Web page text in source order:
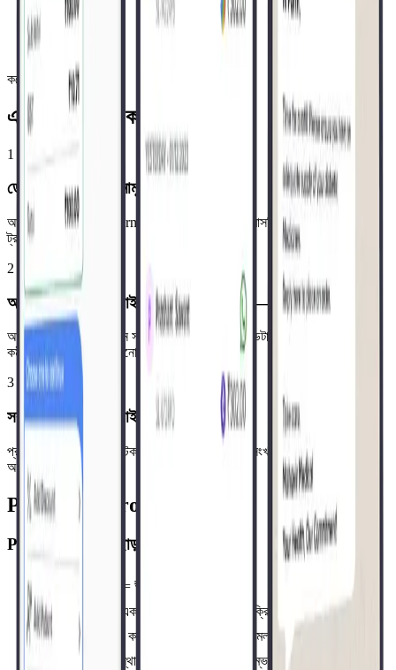
বহুভাষিক ইন্টারফেস
আপনার কর্মীরা যে ভাষায় স্বাচ্ছন্দ্যবোধ করেন সেই ভাষায় পরিচালনা করুন।
কয়েক দিনেই চালু, মাস নয়
এটি কীভাবে কাজ করে
1
ডেমো বুক করুন বা বিনামূল্যে শুরু করুন
আপনার নিজের ডেটায় Pharmacy Pro দেখুন, অথবা সরাসরি বিনামূল্যে ৭-দিনের
ট্রায়ালে শুরু করুন।
2
আমরা আপনার ডেটা মাইগ্রেট ও অনবোর্ড করি — বিনামূল্যে
আমাদের দল আপনার বর্তমান সফটওয়্যার থেকে আপনার ডেটা সরিয়ে নেয় এবং আপনার
কর্মীদের প্রশিক্ষণ দেয়, কোনো খরচ ছাড়াই।
3
সবকিছু এক জায়গায় লাইভ করুন
প্রথম দিন থেকেই বিলিং, স্টক ব্যবস্থাপনা এবং আপনার সংখ্যা দেখা শুরু করুন —
অনলাইন বা অফলাইন।
Pharmacy Pro দিয়ে কী বদলায়
Pharmacy Pro ছাড়া
কাউন্টার যোগ = ₹৪৫,০০০ হার্ডওয়্যার কিনুন
একটি লাইন, একটি কাউন্টার, ব্যস্ত সময়ে বিক্রি হারায়
ডেলিভারি কর্মী কাগজের বিল নিয়ে যায়, পরে মেলায়
দ্বিতীয় বা অস্থায়ী কাউন্টার আর্থিকভাবে অসম্ভব